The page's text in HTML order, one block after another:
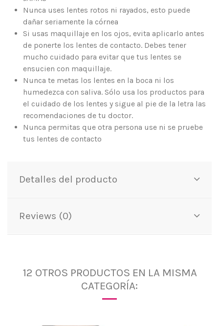
Nunca uses lentes rotos ni rayados, esto puede
dañar seriamente la córnea
Si usas maquillaje en los ojos, evita aplicarlo antes
de ponerte los lentes de contacto. Debes tener
mucho cuidado para evitar que tus lentes se
ensucien con maquillaje.
Nunca te metas los lentes en la boca ni los
humedezca con saliva. Sólo usa los productos para
el cuidado de los lentes y sigue al pie de la letra las
recomendaciones de tu doctor.
Nunca permitas que otra persona use ni se pruebe
tus lentes de contacto
Detalles del producto
Reviews (0)
12 OTROS PRODUCTOS EN LA MISMA
CATEGORÍA: